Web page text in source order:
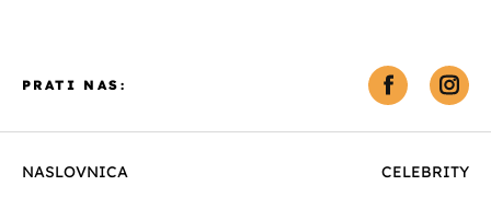
NASLOVNICA
CELEBRITY
PRATI NAS: